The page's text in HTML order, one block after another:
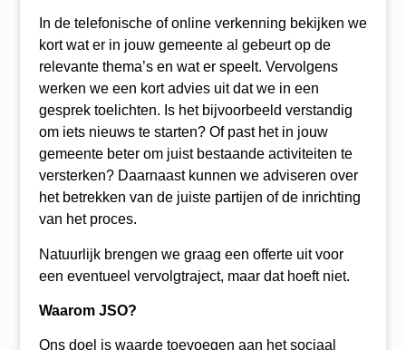
In de telefonische of online verkenning bekijken we
kort wat er in jouw gemeente al gebeurt op de
relevante thema’s en wat er speelt. Vervolgens
werken we een kort advies uit dat we in een
gesprek toelichten. Is het bijvoorbeeld verstandig
om iets nieuws te starten? Of past het in jouw
gemeente beter om juist bestaande activiteiten te
versterken? Daarnaast kunnen we adviseren over
het betrekken van de juiste partijen of de inrichting
van het proces.
Natuurlijk brengen we graag een offerte uit voor
een eventueel vervolgtraject, maar dat hoeft niet.
Waarom JSO?
Ons doel is waarde toevoegen aan het sociaal